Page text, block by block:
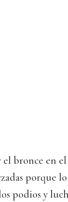
el bronce en
porque
podios y